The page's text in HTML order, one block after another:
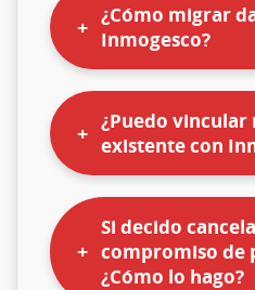
¿Cómo migrar
Inmogesco?
¿Puedo
existente con
Si decido
compromiso de
¿Cómo lo hago?